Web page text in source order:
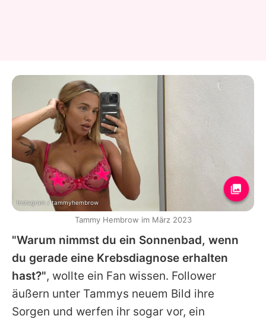
"Warum nimmst du ein Sonnenbad, wenn
du gerade eine Krebsdiagnose erhalten
hast?", wollte ein Fan wissen. Follower
äußern unter Tammys neuem Bild ihre
Sorgen und werfen ihr sogar vor, ein
Instagram / tammyhembrow
Tammy Hembrow im März 2023